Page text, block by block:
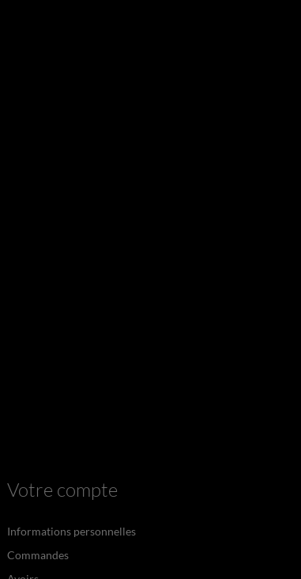
Votre compte
Informations personnelles
Commandes